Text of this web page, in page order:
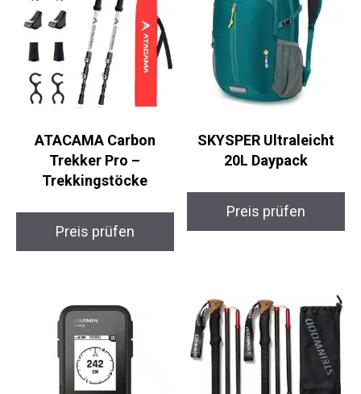
ATACAMA Carbon
Trekker Pro –
Trekkingstöcke
Preis prüfen
SKYSPER Ultraleicht
20L Daypack
Preis prüfen